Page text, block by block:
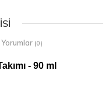
Yorumlar (0)
- 90 ml